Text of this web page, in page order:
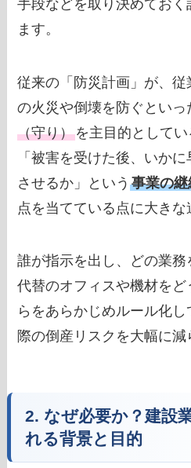
手段などを取り決めてお
ます。
従来の「防災計画」が、
の火災や倒壊を防ぐといっ
（守り）を主目的として
「被害を受けた後、いか
させるか」という事業の
点を当てている点に大きな
誰が指示を出し、どの業務
代替のオフィスや機材を
らをあらかじめルール化
際の倒産リスクを大幅に減
2. なぜ必要か？建設
れる背景と目的